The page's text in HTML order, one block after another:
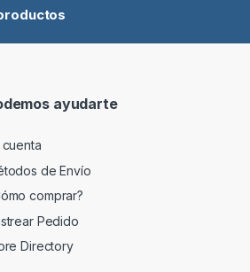
ayudarte
cuenta
de Envío
comprar?
Pedido
Directory